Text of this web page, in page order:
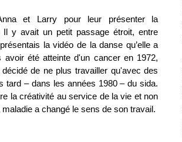
et Larry pour leur présenter la
Il y avait un petit passage étroit, entre
la vidéo de la danse qu’elle a
avoir été atteinte d'un cancer en 1972,
de ne plus travailler qu'avec des
tard – dans les années 1980 – du sida.
la créativité au service de la vie et non
a changé le sens de son travail.